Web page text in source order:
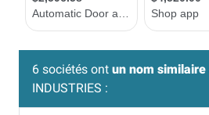
6 sociétés ont un nom similaire
INDUSTRIES :